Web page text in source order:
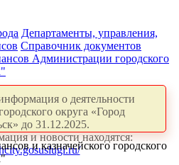
Департаменты, управления,
Справочник документов
Администрации городского
о деятельности
округа «Город
до 31.12.2025.
и новости находятся:
и казначейского городского